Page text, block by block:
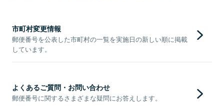
市町村変更情報
郵便番号を公表した市町村の一覧を実施日の新しい順に掲載
しています。
よくあるご質問・お問い合わせ
郵便番号に関するさまざまな疑問にお答えします。